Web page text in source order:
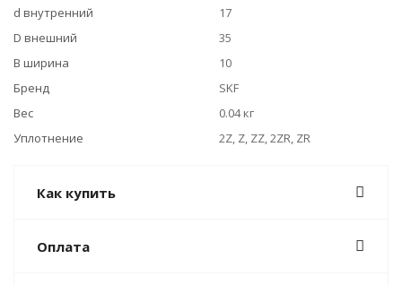
d внутренний
17
D внешний
35
B ширина
10
Бренд
SKF
Вес
0.04 кг
Уплотнение
2Z, Z, ZZ, 2ZR, ZR
Как купить
Оплата